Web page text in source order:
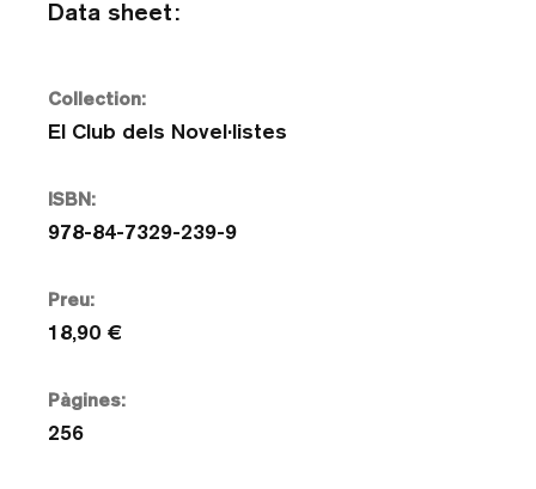
Data sheet:
Collection:
El Club dels Novel·listes
ISBN:
978-84-7329-239-9
Preu:
18,90 €
Pàgines:
256